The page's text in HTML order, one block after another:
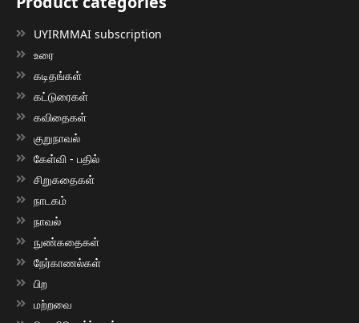
UYIRMMAI subscription
உரை
கடிதங்கள்
கட்டுரைகள்
கவிதைகள்
குறுநாவல்
கேள்வி - பதில்
சிறுகதைகள்
நாடகம்
நாவல்
நுண்கதைகள்
நேர்காணல்கள்
பிற
மற்றவை